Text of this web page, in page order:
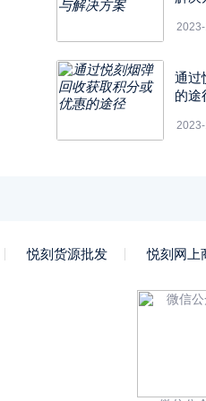
通过
的途
悦刻货源批发 悦刻网上